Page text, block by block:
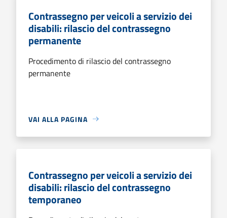
Contrassegno per veicoli a servizio dei
disabili: rilascio del contrassegno
permanente
Procedimento di rilascio del contrassegno
permanente
VAI ALLA PAGINA
Contrassegno per veicoli a servizio dei
disabili: rilascio del contrassegno
temporaneo